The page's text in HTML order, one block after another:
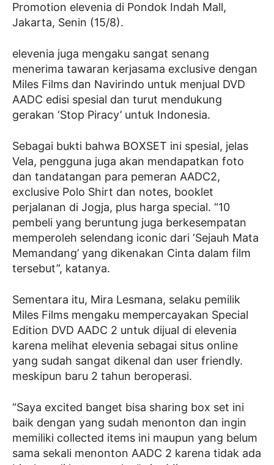
Promotion elevenia di Pondok Indah Mall,
Jakarta, Senin (15/8).
elevenia juga mengaku sangat senang
menerima tawaran kerjasama exclusive dengan
Miles Films dan Navirindo untuk menjual DVD
AADC edisi spesial dan turut mendukung
gerakan ‘Stop Piracy’ untuk Indonesia.
Sebagai bukti bahwa BOXSET ini spesial, jelas
Vela, pengguna juga akan mendapatkan foto
dan tandatangan para pemeran AADC2,
exclusive Polo Shirt dan notes, booklet
perjalanan di Jogja, plus harga special. “10
pembeli yang beruntung juga berkesempatan
memperoleh selendang iconic dari ‘Sejauh Mata
Memandang’ yang dikenakan Cinta dalam film
tersebut”, katanya.
Sementara itu, Mira Lesmana, selaku pemilik
Miles Films mengaku mempercayakan Special
Edition DVD AADC 2 untuk dijual di elevenia
karena melihat elevenia sebagai situs online
yang sudah sangat dikenal dan user friendly.
meskipun baru 2 tahun beroperasi.
“Saya excited banget bisa sharing box set ini
baik dengan yang sudah menonton dan ingin
memiliki collected items ini maupun yang belum
sama sekali menonton AADC 2 karena tidak ada